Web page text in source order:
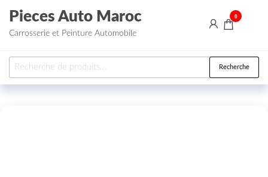
Aller au contenu
Pieces Auto Maroc
Carrosserie et Peinture Automobile
0
Recherche pour : Recherche